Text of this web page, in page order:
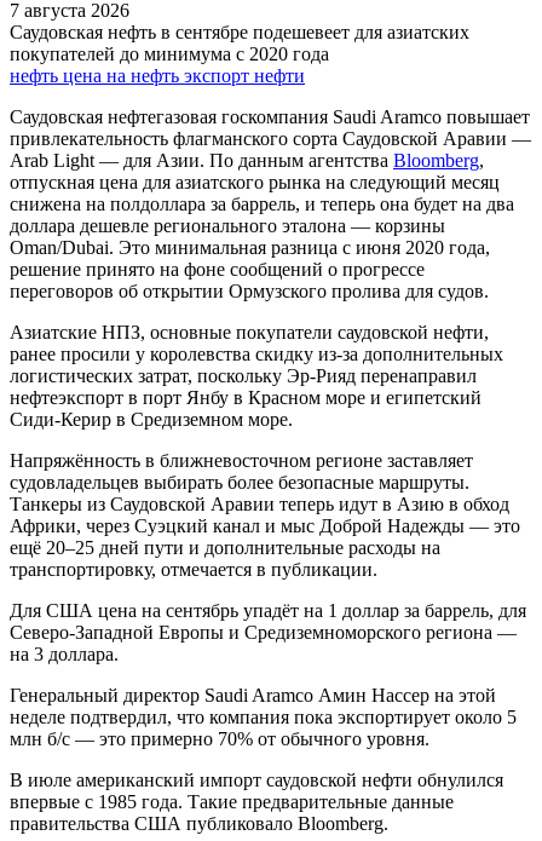
7 августа 2026
Саудовская нефть в сентябре подешевеет для азиатских
покупателей до минимума с 2020 года
нефть цена на нефть экспорт нефти
Саудовская нефтегазовая госкомпания Saudi Aramco повышает
привлекательность флагманского сорта Саудовской Аравии —
Arab Light — для Азии. По данным агентства Bloomberg,
отпускная цена для азиатского рынка на следующий месяц
снижена на полдоллара за баррель, и теперь она будет на два
доллара дешевле регионального эталона — корзины
Oman/Dubai. Это минимальная разница с июня 2020 года,
решение принято на фоне сообщений о прогрессе
переговоров об открытии Ормузского пролива для судов.
Азиатские НПЗ, основные покупатели саудовской нефти,
ранее просили у королевства скидку из-за дополнительных
логистических затрат, поскольку Эр-Рияд перенаправил
нефтеэкспорт в порт Янбу в Красном море и египетский
Сиди-Керир в Средиземном море.
Напряжённость в ближневосточном регионе заставляет
судовладельцев выбирать более безопасные маршруты.
Танкеры из Саудовской Аравии теперь идут в Азию в обход
Африки, через Суэцкий канал и мыс Доброй Надежды — это
ещё 20–25 дней пути и дополнительные расходы на
транспортировку, отмечается в публикации.
Для США цена на сентябрь упадёт на 1 доллар за баррель, для
Северо-Западной Европы и Средиземноморского региона —
на 3 доллара.
Генеральный директор Saudi Aramco Амин Нассер на этой
неделе подтвердил, что компания пока экспортирует около 5
млн б/с — это примерно 70% от обычного уровня.
В июле американский импорт саудовской нефти обнулился
впервые с 1985 года. Такие предварительные данные
правительства США публиковало Bloomberg.